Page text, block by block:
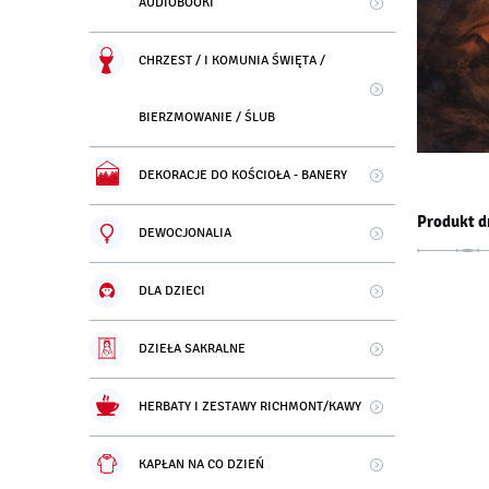
CHRZEST / I KOMUNIA ŚWIĘTA /
BIERZMOWANIE / ŚLUB
DEKORACJE DO KOŚCIOŁA - BANERY
DEWOCJONALIA
DLA DZIECI
DZIEŁA SAKRALNE
HERBATY I ZESTAWY RICHMONT/KAWY
KAPŁAN NA CO DZIEŃ
Produkt